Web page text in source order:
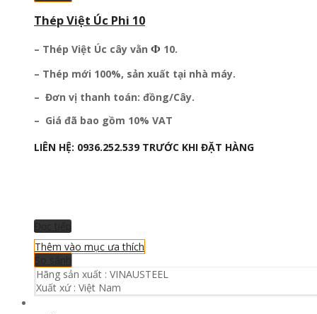
Thép Việt Úc Phi 10
– Thép Việt Úc cây vằn Ф 10.
– Thép mới 100%, sản xuất tại nhà máy.
– Đơn vị thanh toán: đồng/Cây.
– Giá đã bao gồm 10% VAT
LIÊN HỆ: 0936.252.539 TRƯỚC KHI ĐẶT HÀNG
Thêm vào mục ưa thích
Hãng sản xuất : VINAUSTEEL
Xuất xứ : Việt Nam